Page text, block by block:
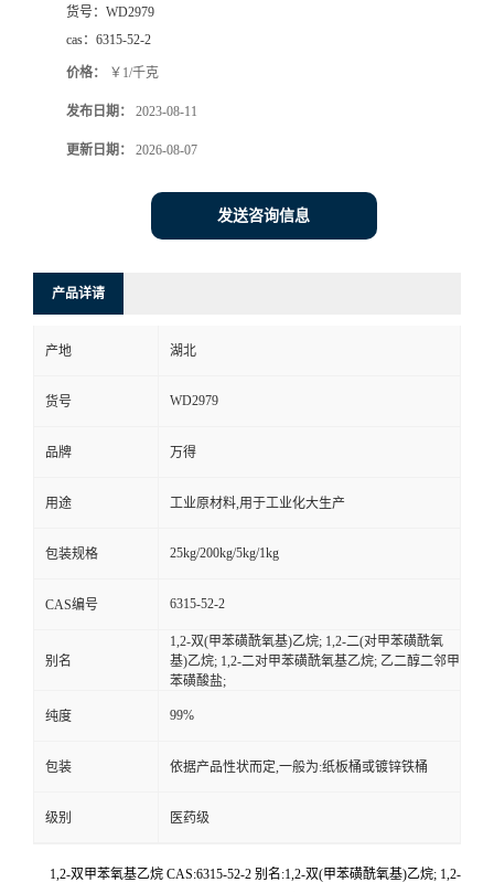
货号： WD2979
cas： 6315-52-2
价格： ￥1/千克
发布日期： 2023-08-11
更新日期： 2026-08-07
发送咨询信息
产品详请
产地 湖北
货号 WD2979
品牌 万得
用途 工业原材料,用于工业化大生产
包装规格 25kg/200kg/5kg/1kg
CAS编号 6315-52-2
别名
1,2-双(甲苯磺酰氧基)乙烷; 1,2-二(对甲苯磺酰氧
基)乙烷; 1,2-二对甲苯磺酰氧基乙烷; 乙二醇二邻甲
苯磺酸盐;
纯度 99%
包装 依据产品性状而定,一般为:纸板桶或镀锌铁桶
级别 医药级
1,2-双甲苯氧基乙烷 CAS:6315-52-2 别名:1,2-双(甲苯磺酰氧基)乙烷; 1,2-